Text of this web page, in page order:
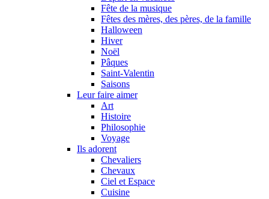
Fête de la musique
Fêtes des mères, des pères, de la famille
Halloween
Hiver
Noël
Pâques
Saint-Valentin
Saisons
Leur faire aimer
Art
Histoire
Philosophie
Voyage
Ils adorent
Chevaliers
Chevaux
Ciel et Espace
Cuisine